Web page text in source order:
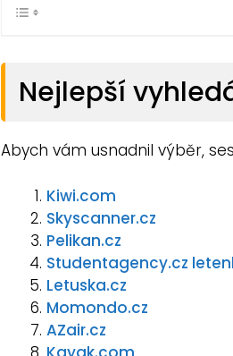
Nejlepší
Abych vám usnadnil výběr,
Kiwi.com
Skyscanner.cz
Pelikan.cz
Studentagency.cz
Letuska.cz
Momondo.cz
AZair.cz